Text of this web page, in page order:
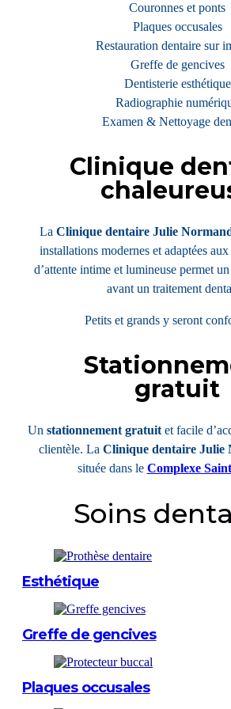
Couronnes et ponts
Plaques occusales
Restauration dentaire sur
Greffe de gencives
Dentisterie esthétique
Radiographie
Examen & Nettoyage
Clinique
La Clinique dentaire Julie
installations modernes et adaptées
d’attente intime et lumineuse permet
avant un traitement
Petits et grands y seront
gratuit
Un stationnement gratuitet facile
clientèle. La Clinique dentaire Julie
située dans le Complexe
Soins
Esthétique
Greffe de gencives
Plaques occusales